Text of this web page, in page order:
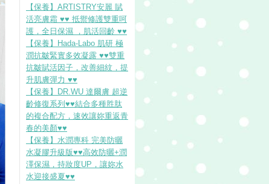
【保養】ARTISTRY安麗 賦
活亮膚霜 ♥♥ 抵禦修護雙重呵
護，全日保濕 ，肌活回齡 ♥♥
【保養】Hada-Labo 肌研 極
潤抗皺緊實多效凝露 ♥♥雙重
抗皺賦活因子，改善細紋，提
升肌膚彈力 ♥♥
【保養】DR.WU 達爾膚 超逆
齡修復系列♥♥結合多種胜肽
的複合配方，速效讓妳重返青
春的美顏♥♥
【保養】水潤專科 完美防曬
水凝膠升級版♥♥高效防曬+潤
澤保濕，持妝度UP，讓妳水
水迎接盛夏♥♥